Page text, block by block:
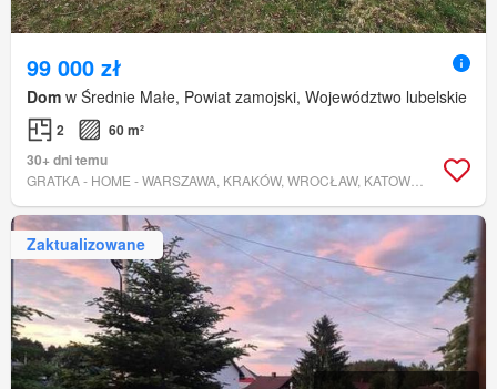
99 000 zł
Dom w Średnie Małe, Powiat zamojski, Województwo lubelskie
2
60 m²
30+ dni temu
Zaktualizowane